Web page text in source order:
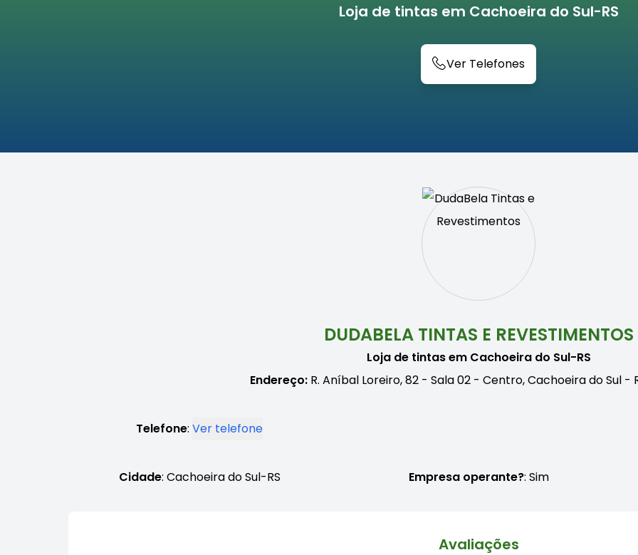
Loja de tintas em Cachoeira do Sul-RS
Ver Telefones
DUDABELA TINTAS E REVESTIMENTOS
Loja de tintas em Cachoeira do Sul-RS
Endereço:R. Aníbal Loreiro, 82 - Sala 02 - Centro, Cachoeira do Sul -
Telefone: Ver telefone
Cidade: Cachoeira do Sul-RS Empresa operante?: Sim
Avaliações